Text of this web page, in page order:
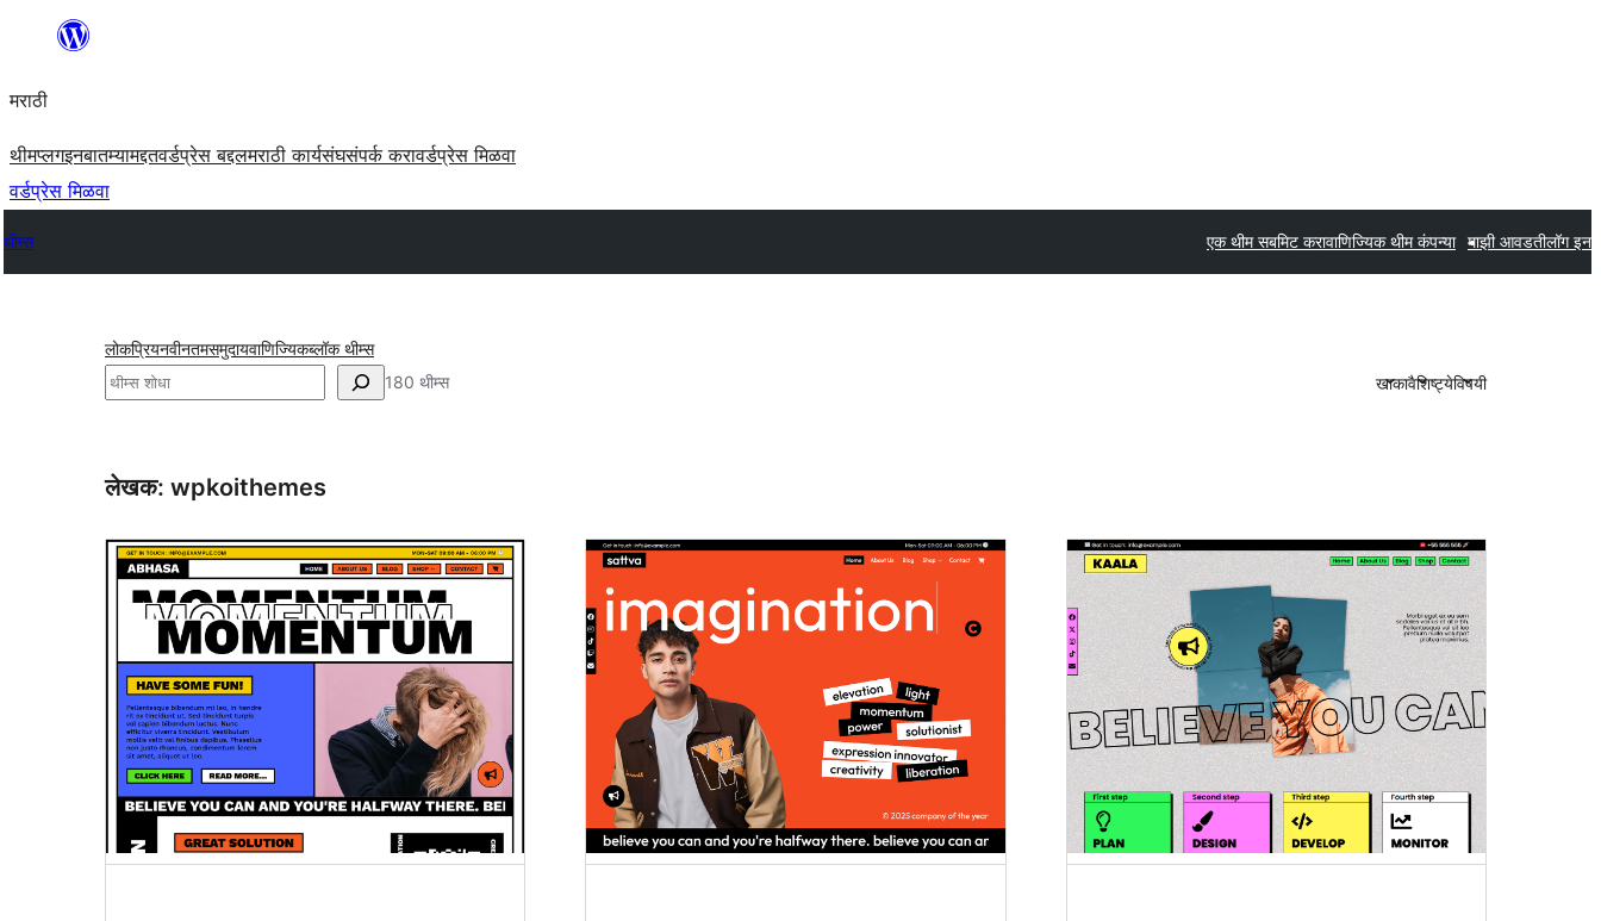
सामुग्रीवर
मराठी
थीमप्लगइनबातम्यामद्दतवर्डप्रेस बद्दलमराठी कार्यसंघसंपर्क करावर्डप्रेस मिळवा
वर्डप्रेस मिळवा
थीम्स एक थीम सबमिट करावाणिज्यिक थीम कंपन्या माझी आवडतीलॉग इन
लोकप्रियनवीनतमसमुदायवाणिज्यिकब्लॉक थीम्स
शोधा 180 थीम्स खाकावैशिष्ट्येविषयी
लेखक: wpkoithemes